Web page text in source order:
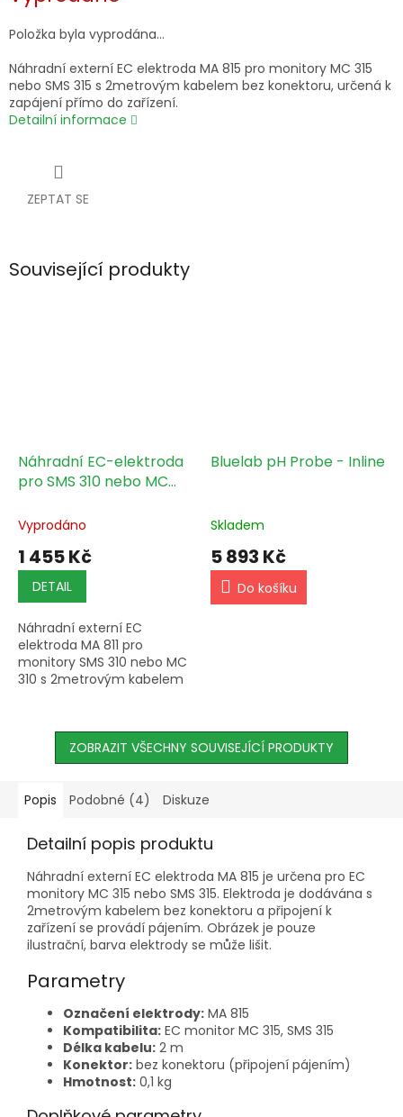
Položka byla vyprodána…
Náhradní externí EC elektroda MA 815 pro monitory MC 315
nebo SMS 315 s 2metrovým kabelem bez konektoru, určená k
zapájení přímo do zařízení.
Detailní informace
ZEPTAT SE
Související produkty
Náhradní EC-elektroda
pro SMS 310 nebo MC
Vyprodáno
1 455 Kč
DETAIL
Náhradní externí EC
elektroda MA 811 pro
monitory SMS 310 nebo MC
310 s 2metrovým kabelem
Bluelab pH Probe - Inline
Skladem
5 893 Kč
Do košíku
ZOBRAZIT VŠECHNY SOUVISEJÍCÍ PRODUKTY
Popis Podobné (4) Diskuze
Detailní popis produktu
Náhradní externí EC elektroda MA 815 je určena pro EC
monitory MC 315 nebo SMS 315. Elektroda je dodávána s
2metrovým kabelem bez konektoru a připojení k
zařízení se provádí pájením. Obrázek je pouze
ilustrační, barva elektrody se může lišit.
Parametry
Označení elektrody: MA 815
Kompatibilita: EC monitor MC 315, SMS 315
Délka kabelu: 2 m
Konektor: bez konektoru (připojení pájením)
Hmotnost: 0,1 kg